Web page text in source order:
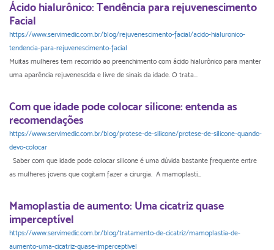
Ácido hialurônico: Tendência para rejuvenescimento
Facial
https://www.servimedic.com.br/blog/rejuvenescimento-facial/acido-hialuronico-
tendencia-para-rejuvenescimento-facial
Muitas mulheres tem recorrido ao preenchimento com ácido hialurônico para manter
uma aparência rejuvenescida e livre de sinais da idade. O trata...
Com que idade pode colocar silicone: entenda as
recomendações
https://www.servimedic.com.br/blog/protese-de-silicone/protese-de-silicone-quando-
devo-colocar
Saber com que idade pode colocar silicone é uma dúvida bastante frequente entre
as mulheres jovens que cogitam fazer a cirurgia. A mamoplasti...
Mamoplastia de aumento: Uma cicatriz quase
imperceptível
https://www.servimedic.com.br/blog/tratamento-de-cicatriz/mamoplastia-de-
aumento-uma-cicatriz-quase-imperceptivel